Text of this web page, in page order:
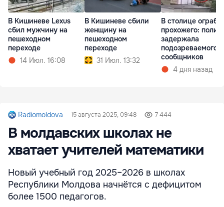
В Кишиневе Lexus
сбил мужчину на
пешеходном
переходе
14 Июл. 16:08
В Кишиневе сбили
женщину на
пешеходном
переходе
31 Июл. 13:32
В столице
прохожего:
задержала
подозреваемого
сообщников
4 дня назад
Radiomoldova 15 августа 2025, 09:48 7 444
В молдавских школах не
хватает учителей математики
Новый учебный год 2025–2026 в школах
Республики Молдова начнётся с дефицитом
более 1500 педагогов.